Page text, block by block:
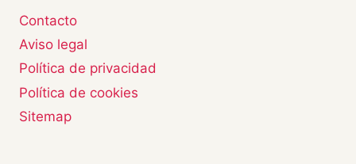
Contacto
Aviso legal
Política de privacidad
Política de cookies
Sitemap